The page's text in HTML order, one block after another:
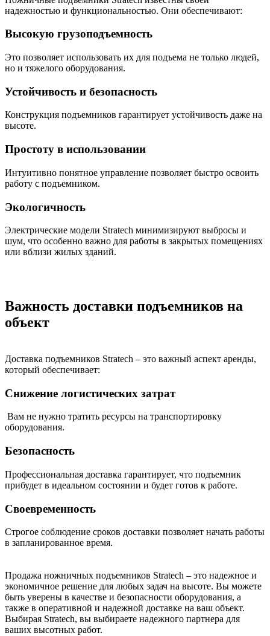
надежностью и функциональностью. Они обеспечивают:
Высокую грузоподъемность
Это позволяет использовать их для подъема не только людей,
но и тяжелого оборудования.
Устойчивость и безопасность
Конструкция подъемников гарантирует устойчивость даже на
высоте.
Простоту в использовании
Интуитивно понятное управление позволяет быстро освоить
работу с подъемником.
Экологичность
Электрические модели Stratech минимизируют выбросы и
шум, что особенно важно для работы в закрытых помещениях
или вблизи жилых зданий.
Важность доставки подъемников на
объект
Доставка подъемников Stratech – это важный аспект аренды,
который обеспечивает:
Снижение логистических затрат
Вам не нужно тратить ресурсы на транспортировку
оборудования.
Безопасность
Профессиональная доставка гарантирует, что подъемник
прибудет в идеальном состоянии и будет готов к работе.
Своевременность
Строгое соблюдение сроков доставки позволяет начать работы
в запланированное время.
Продажа ножничных подъемников Stratech – это надежное и
экономичное решение для любых задач на высоте. Вы можете
быть уверены в качестве и безопасности оборудования, а
также в оперативной и надежной доставке на ваш объект.
Выбирая Stratech, вы выбираете надежного партнера для
ваших высотных работ.